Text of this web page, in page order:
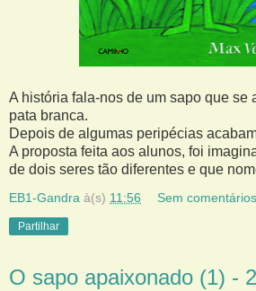
A história fala-nos de um sapo que se
pata branca.
Depois de algumas peripécias
A proposta feita aos alunos, foi
de dois seres tão diferentes e que
EB1-Gandra à(s) 11:56 Sem
Partilhar
O sapo apaixonado (1) -